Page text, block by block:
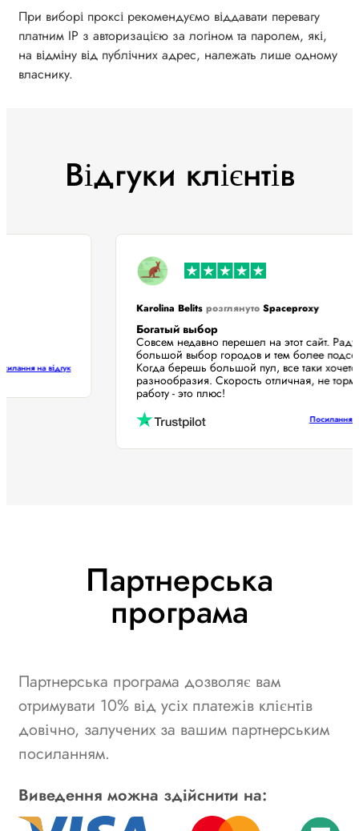
При виборі проксі рекомендуємо віддавати перевагу
платним IP з авторизацією за логіном та паролем, які,
на відміну від публічних адрес, належать лише одному
власнику.
Відгуки клієнтів
Посилання на відгук
Karolina BelitsрозглянутоSpaceproxy
Богатый выбор
Совсем недавно перешел на этот сайт.
большой выбор городов и тем более
Когда берешь большой пул, все таки
разнообразия. Скорость отличная, не
работу - это плюс!
Партнерська
програма
Партнерська програма дозволяє вам
отримувати 10% від усіх платежів клієнтів
довічно, залучених за вашим партнерським
посиланням.
Виведення можна здійснити на: